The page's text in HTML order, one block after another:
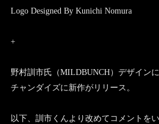
Logo Designed By Kunichi Nomura
+
野村訓市氏（MILDBUNCH）デザイン
チャンダイズに新作がリリース。
以下、訓市くんより改めてコメントを